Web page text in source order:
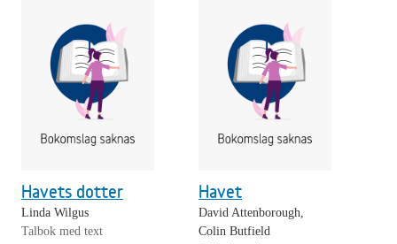
Havets dotter
Linda Wilgus
Talbok med text
Havet
David Attenborough,
Colin Butfield